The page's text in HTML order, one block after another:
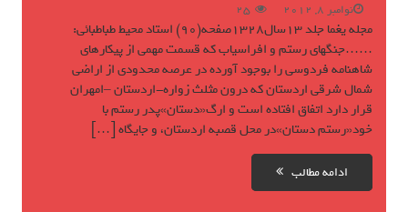
نوامبر 8, 2012 25
مجله یغما جلد 13سال1328صفحه(90) استاد محیط طباطبائی:
……جنگهای رستم و افراسیاب که قسمت مهمی از پیکارهای
شاهنامه فردوسی را بوجود آورده در عرصه محدودی از اراضی
شمال شرقی اردستان که درون مثلث زواره-اردستان –امهران
قرار دارد اتفاق افتاده است و ارگ«دستان»پدر رستم با
خود«رستم دستان»در محل قصبه اردستان، و جایگاه […]
ادامه مطالب